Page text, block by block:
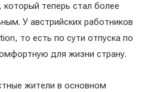
теперь стал более
У австрийских работников
то есть по сути отпуска по
для жизни страну.
жители в основном